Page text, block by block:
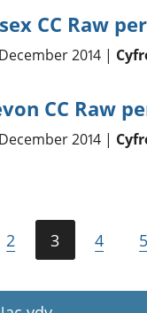
CC Raw
2014 |
CC Raw
2014 |
2 3 4 5